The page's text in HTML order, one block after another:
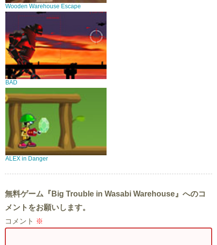
Wooden Warehouse Escape
BAD
ALEX in Danger
無料ゲーム『Big Trouble in Wasabi Warehouse』へのコ
メントをお願いします。
コメント ※